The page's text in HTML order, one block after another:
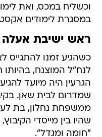
וכשליח במכס, ואת
במסגרת לימודים
ראש ישיבת
לנח"ל המוצנח,
הגרעין היה מיועד
שמדרום לבית שאן.
ממשפחת נחלון, בת
"חומה ומגדל".